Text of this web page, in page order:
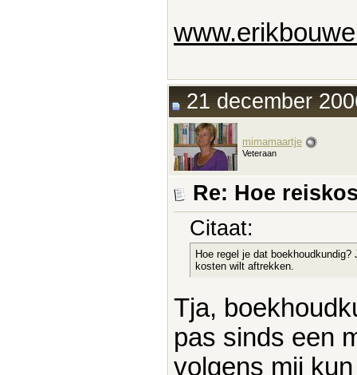
21 december
mimamaartje
Veteraan
Re: Hoe
Citaat:
Hoe regel je dat
kosten wilt aftrekken.
Tja,
pas sinds een
volgens mij